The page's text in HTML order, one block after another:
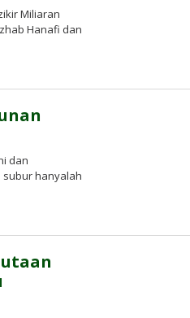
Miliaran
Hanafi dan
dan
subur hanyalah